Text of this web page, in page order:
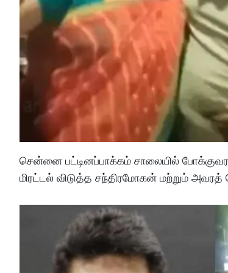
சென்னை பட்டினப்பாக்கம் சாலையில்
மிரட்டல் விடுத்த சந்திரமோகன் மற்றும்